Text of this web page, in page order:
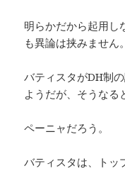
明らかだから起用し
も異論は挟みません。
バティスタがDH制
ようだが、そうなる
ペーニャだろう。
バティスタは、トッ